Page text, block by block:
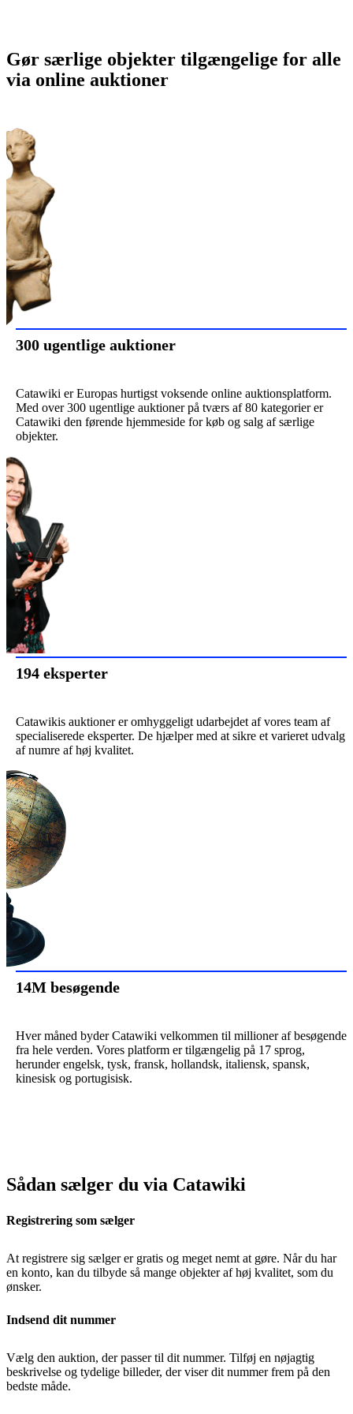
Gør særlige objekter tilgængelige for alle
via online auktioner
300 ugentlige auktioner
Catawiki er Europas hurtigst voksende online auktionsplatform.
Med over 300 ugentlige auktioner på tværs af 80 kategorier er
Catawiki den førende hjemmeside for køb og salg af særlige
objekter.
194 eksperter
Catawikis auktioner er omhyggeligt udarbejdet af vores team af
specialiserede eksperter. De hjælper med at sikre et varieret udvalg
af numre af høj kvalitet.
14M besøgende
Hver måned byder Catawiki velkommen til millioner af besøgende
fra hele verden. Vores platform er tilgængelig på 17 sprog,
herunder engelsk, tysk, fransk, hollandsk, italiensk, spansk,
kinesisk og portugisisk.
Sådan sælger du via Catawiki
Registrering som sælger
At registrere sig sælger er gratis og meget nemt at gøre. Når du har
en konto, kan du tilbyde så mange objekter af høj kvalitet, som du
ønsker.
Indsend dit nummer
Vælg den auktion, der passer til dit nummer. Tilføj en nøjagtig
beskrivelse og tydelige billeder, der viser dit nummer frem på den
bedste måde.